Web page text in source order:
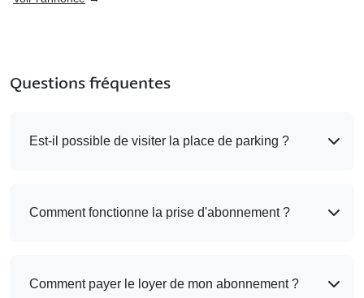
Questions fréquentes
Est-il possible de visiter la place de parking ?
Comment fonctionne la prise d'abonnement ?
Comment payer le loyer de mon abonnement ?